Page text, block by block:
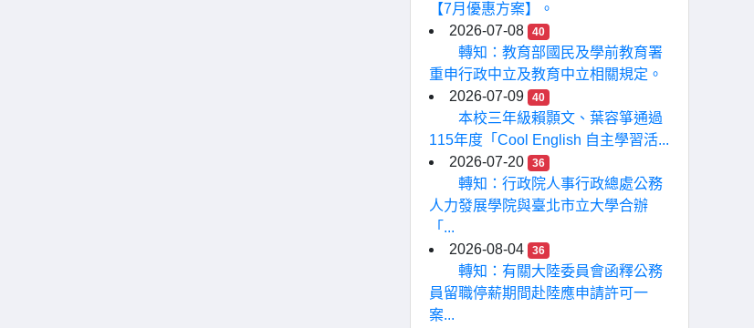
【7月優惠方案】。
2026-07-08
40
轉知：教育部國民及學前教育署
重申行政中立及教育中立相關規定。
2026-07-09
40
本校三年級賴顥文、葉容箏通過
115年度「Cool English 自主學習活...
2026-07-20
36
轉知：行政院人事行政總處公務
人力發展學院與臺北市立大學合辦
「...
2026-08-04
36
轉知：有關大陸委員會函釋公務
員留職停薪期間赴陸應申請許可一
案...